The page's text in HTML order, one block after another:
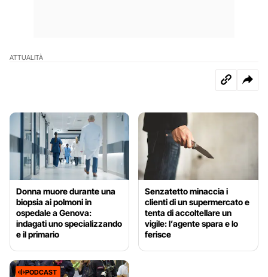
ATTUALITÀ
Donna muore durante una
biopsia ai polmoni in
ospedale a Genova:
indagati uno specializzando
e il primario
Senzatetto minaccia i
clienti di un supermercato e
tenta di accoltellare un
vigile: l’agente spara e lo
ferisce
PODCAST